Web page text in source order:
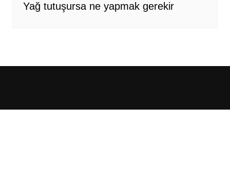
Yağ tutuşursa ne yapmak gerekir